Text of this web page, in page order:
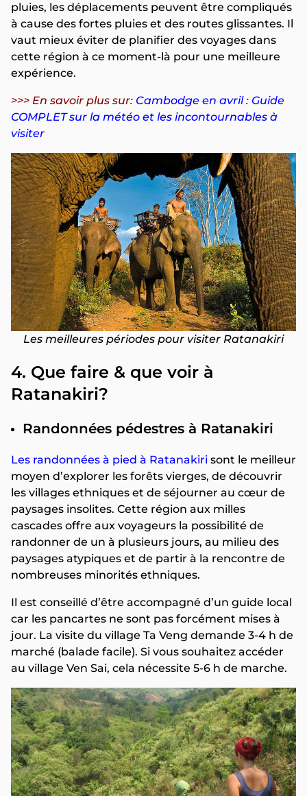
pluies, les déplacements peuvent être compliqués
à cause des fortes pluies et des routes glissantes. Il
vaut mieux éviter de planifier des voyages dans
cette région à ce moment-là pour une meilleure
expérience.
>>> En savoir plus sur: Cambodge en avril : Guide
COMPLET sur la météo et les incontournables à
visiter
Les meilleures périodes pour visiter Ratanakiri
4. Que faire & que voir à
Ratanakiri?
Randonnées pédestres à Ratanakiri
Les randonnées à pied à Ratanakiri sont le meilleur
moyen d’explorer les forêts vierges, de découvrir
les villages ethniques et de séjourner au cœur de
paysages insolites. Cette région aux milles
cascades offre aux voyageurs la possibilité de
randonner de un à plusieurs jours, au milieu des
paysages atypiques et de partir à la rencontre de
nombreuses minorités ethniques.
Il est conseillé d’être accompagné d’un guide local
car les pancartes ne sont pas forcément mises à
jour. La visite du village Ta Veng demande 3-4 h de
marché (balade facile). Si vous souhaitez accéder
au village Ven Sai, cela nécessite 5-6 h de marche.